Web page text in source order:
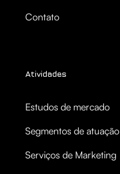
Contato
Atividades
Estudos de mercado
Segmentos de atuação
Serviços de Marketing